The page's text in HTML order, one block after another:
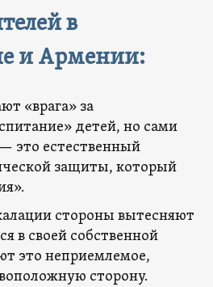
в
и Армении:
«врага» за
детей, но сами
это естественный
защиты, который
стороны вытесняют
в своей собственной
это неприемлемое,
сторону.